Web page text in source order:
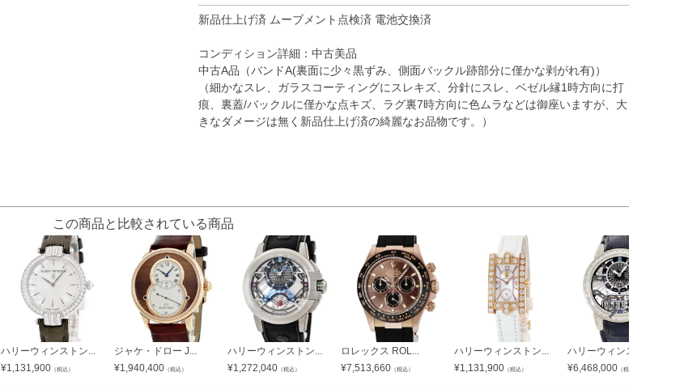
新品仕上げ済 ムーブメント点検済 電池交換済
コンディション詳細：中古美品
中古A品（バンドA(裏面に少々黒ずみ、側面バックル跡部分に僅かな剥がれ有)）
（細かなスレ、ガラスコーティングにスレキズ、分針にスレ、ベゼル縁1時方向に打
痕、裏蓋/バックルに僅かな点キズ、ラグ裏7時方向に色ムラなどは御座いますが、大
きなダメージは無く新品仕上げ済の綺麗なお品物です。）
この商品と比較されている商品
ハリーウィンストン...
¥1,131,900 （税込）
ジャケ・ドロー J...
¥1,940,400 （税込）
ハリーウィンストン...
¥1,272,040 （税込）
ロレックス ROL...
¥7,513,660 （税込）
ハリーウィンストン...
¥1,131,900 （税込）
ハリーウィンストン...
¥6,468,000 （税込）